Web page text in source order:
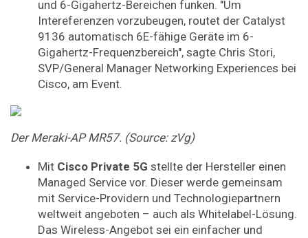
und 6-Gigahertz-Bereichen funken. "Um
Intereferenzen vorzubeugen, routet der Catalyst
9136 automatisch 6E-fähige Geräte im 6-
Gigahertz-Frequenzbereich", sagte Chris Stori,
SVP/General Manager Networking Experiences bei
Cisco, am Event.
Der Meraki-AP MR57. (Source: zVg)
Mit Cisco Private 5G stellte der Hersteller einen
Managed Service vor. Dieser werde gemeinsam
mit Service-Providern und Technologiepartnern
weltweit angeboten – auch als Whitelabel-Lösung.
Das Wireless-Angebot sei ein einfacher und